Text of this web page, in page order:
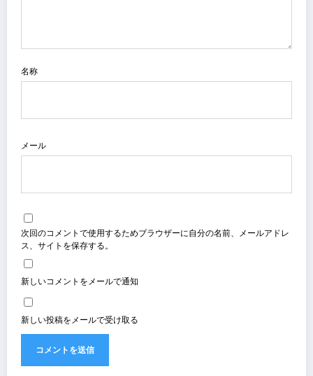
名称
メール
次回のコメントで使用するためブラウザーに自分の名前、メールアドレ
ス、サイトを保存する。
新しいコメントをメールで通知
新しい投稿をメールで受け取る